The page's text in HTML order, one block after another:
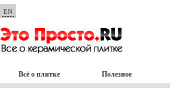
EN
Всё о плитке Полезное